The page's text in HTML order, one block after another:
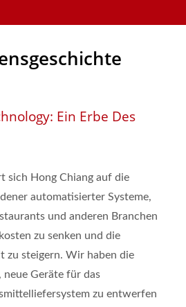
maßgeschneiderten
und Geschirr. Kontaktieren Sie
Ein Erbe Des
sich Hong Chiang auf die
automatisierter Systeme,
und anderen Branchen
zu senken und die
zu steigern. Wir haben die
neue Geräte für das
zu entwerfen